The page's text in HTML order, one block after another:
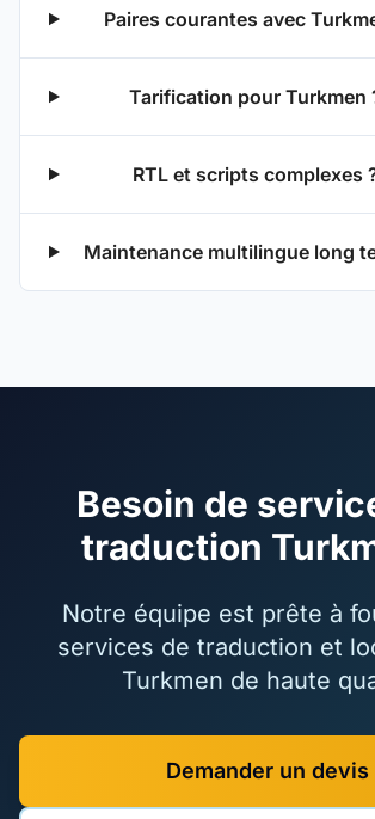
Paires courantes avec
Tarification pour Turkmen
RTL et scripts complexes
Maintenance multilingue long
Besoin de
traduction
Notre équipe est prête à
services de traduction et
Turkmen de haute
Demander un devis